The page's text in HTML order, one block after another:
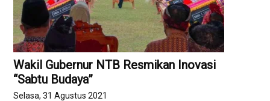
Wakil Gubernur NTB Resmikan Inovasi
“Sabtu Budaya”
Selasa, 31 Agustus 2021